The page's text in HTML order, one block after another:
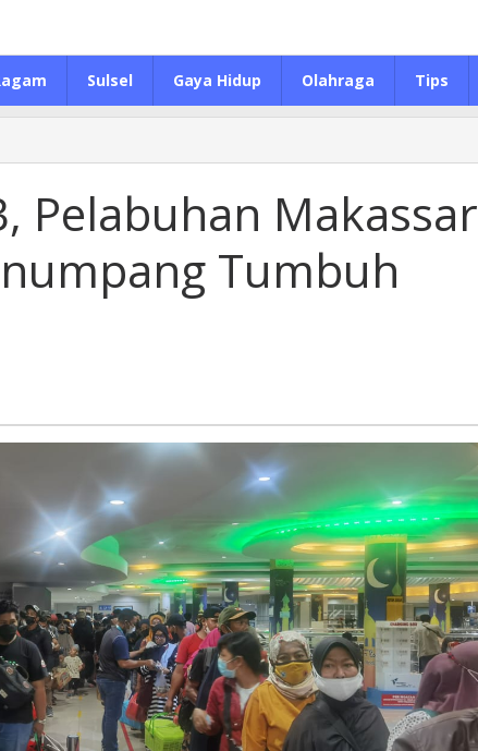
Sulsel Gaya Hidup Olahraga Tips
Pelabuhan Makassar
Tumbuh